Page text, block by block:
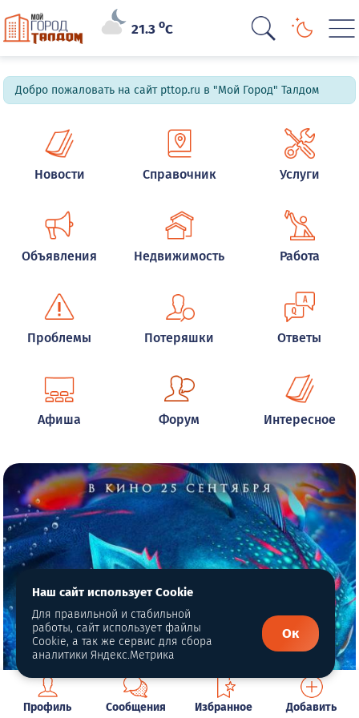
21.3oC
Добро пожаловать на сайт pttop.ru в "Мой Город" Талдом
Новости Справочник Услуги
Объявления Недвижимость Работа
Проблемы Потеряшки Ответы
Афиша Форум Интересное
Профиль Сообщения Избранное Добавить
Наш сайт использует Cookie
Для правильной и стабильной
работы, сайт использует файлы
Cookie, а так же сервис для сбора
аналитики Яндекс.Метрика
Ок